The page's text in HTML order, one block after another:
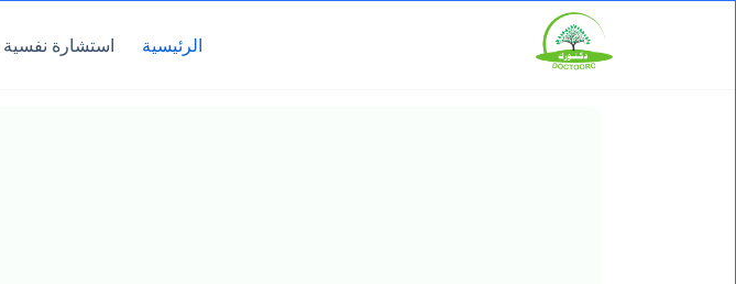
الرئيسية استشارة نفسية